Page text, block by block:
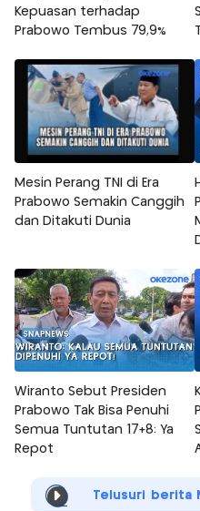
Kepuasan terhadap
Prabowo Tembus 79,9%
Mesin Perang TNI di Era
Prabowo Semakin Canggih
dan Ditakuti Dunia
Wiranto Sebut Presiden
Prabowo Tak Bisa Penuhi
Semua Tuntutan 17+8: Ya
Repot
Telusuri berita